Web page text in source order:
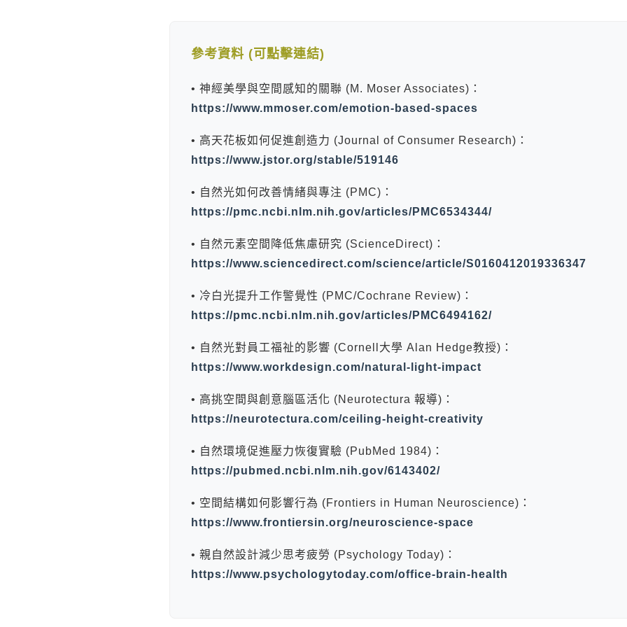
參考資料 (可點擊連結)
• 神經美學與空間感知的關聯 (M. Moser Associates)：
https://www.mmoser.com/emotion-based-spaces
• 高天花板如何促進創造力 (Journal of Consumer Research)：
https://www.jstor.org/stable/519146
• 自然光如何改善情緒與專注 (PMC)：
https://pmc.ncbi.nlm.nih.gov/articles/PMC6534344/
• 自然元素空間降低焦慮研究 (ScienceDirect)：
https://www.sciencedirect.com/science/article/S0160412019336347
• 冷白光提升工作警覺性 (PMC/Cochrane Review)：
https://pmc.ncbi.nlm.nih.gov/articles/PMC6494162/
• 自然光對員工福祉的影響 (Cornell大學 Alan Hedge教授)：
https://www.workdesign.com/natural-light-impact
• 高挑空間與創意腦區活化 (Neurotectura 報導)：
https://neurotectura.com/ceiling-height-creativity
• 自然環境促進壓力恢復實驗 (PubMed 1984)：
https://pubmed.ncbi.nlm.nih.gov/6143402/
• 空間結構如何影響行為 (Frontiers in Human Neuroscience)：
https://www.frontiersin.org/neuroscience-space
• 親自然設計減少思考疲勞 (Psychology Today)：
https://www.psychologytoday.com/office-brain-health